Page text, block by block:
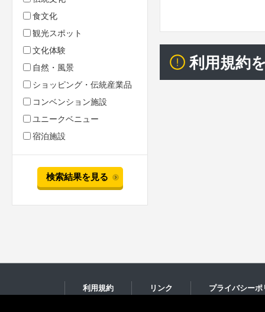
食文化
観光スポット
文化体験
自然・風景
ショッピング・伝統産業品
コンベンション施設
ユニークベニュー
宿泊施設
検索結果を見る
利用規約
利用規約 リンク プライバシーポ